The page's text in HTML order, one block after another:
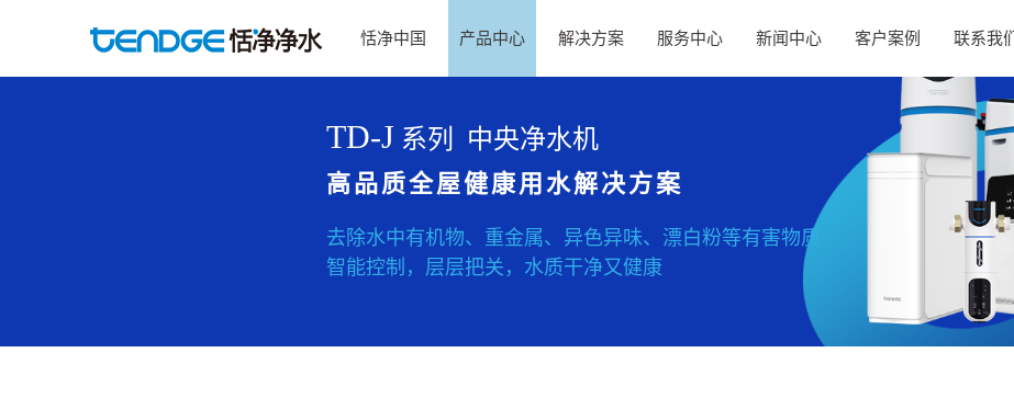
恬净中国 产品中心 解决方案 服务中心 新闻中心 客户案例 联系我们
TD-J 系列 中央净水机
高品质全屋健康用水解决方案
去除水中有机物、重金属、异色异味、漂白粉等有害物质
智能控制，层层把关，水质干净又健康